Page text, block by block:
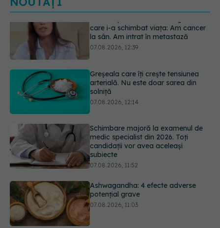
Greșeala care îți crește tensiunea
arterială. Nu este doar sarea din
Schimbare majoră la examenul de
medic specialist din 2026. Toți
07.08.2026, 11:52
Ashwagandha: 4 efecte adverse
potențial grave
07.08.2026, 11:03
EXCLUSIV Ce grăbește apariția